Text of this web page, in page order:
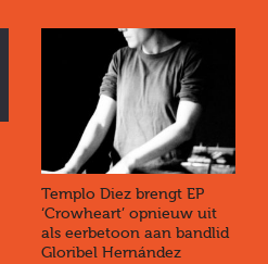
Templo Diez brengt EP
‘Crowheart’ opnieuw uit
als eerbetoon aan bandlid
Gloribel Hernández